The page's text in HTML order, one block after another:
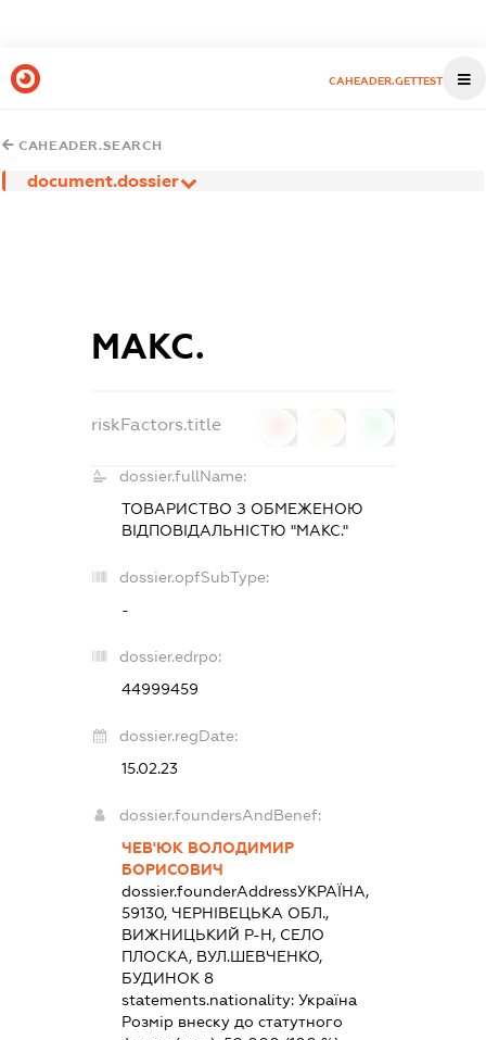
CAHEADER.GETTEST
CAHEADER.SEARCH
document.dossier
МАКС.
riskFactors.title
dossier.fullName:
ТОВАРИСТВО З ОБМЕЖЕНОЮ
ВІДПОВІДАЛЬНІСТЮ "МАКС."
dossier.opfSubType:
-
dossier.edrpo:
44999459
dossier.regDate:
15.02.23
dossier.foundersAndBenef:
ЧЕВ'ЮК ВОЛОДИМИР
БОРИСОВИЧ
dossier.founderAddressУКРАЇНА,
59130, ЧЕРНІВЕЦЬКА ОБЛ.,
ВИЖНИЦЬКИЙ Р-Н, СЕЛО
ПЛОСКА, ВУЛ.ШЕВЧЕНКО,
БУДИНОК 8
statements.nationality: Україна
Розмір внеску до статутного